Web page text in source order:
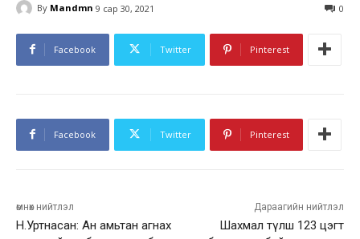
By Mandmn 9 сар 30, 2021 0
Facebook Twitter Pinterest
Facebook Twitter Pinterest
өмнөх нийтлэл
Н.Уртнасан: Ан амьтан агнах
Дараагийн нийтлэл
Шахмал түлш 123 цэгт